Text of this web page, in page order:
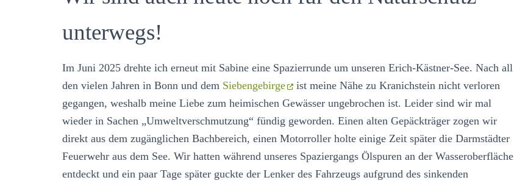
unterwegs!
Im Juni 2025 drehte ich erneut mit Sabine eine Spazierrunde um unseren Erich-Kästner-See. Nach all
den vielen Jahren in Bonn und dem Siebengebirge
ist meine Nähe zu Kranichstein nicht verloren
gegangen, weshalb meine Liebe zum heimischen Gewässer ungebrochen ist. Leider sind wir mal
wieder in Sachen „Umweltverschmutzung“ fündig geworden. Einen alten Gepäckträger zogen wir
direkt aus dem zugänglichen Bachbereich, einen Motorroller holte einige Zeit später die Darmstädter
Feuerwehr aus dem See. Wir hatten während unseres Spaziergangs Ölspuren an der Wasseroberfläche
entdeckt und ein paar Tage später guckte der Lenker des Fahrzeugs aufgrund des sinkenden